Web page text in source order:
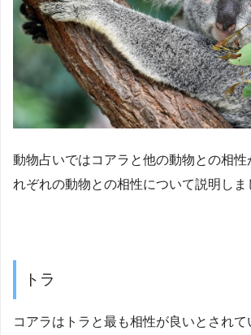
動物占いではコアラと他の動物との相性
れぞれの動物との相性について説明しま
トラ
コアラはトラと最も相性が良いとされて